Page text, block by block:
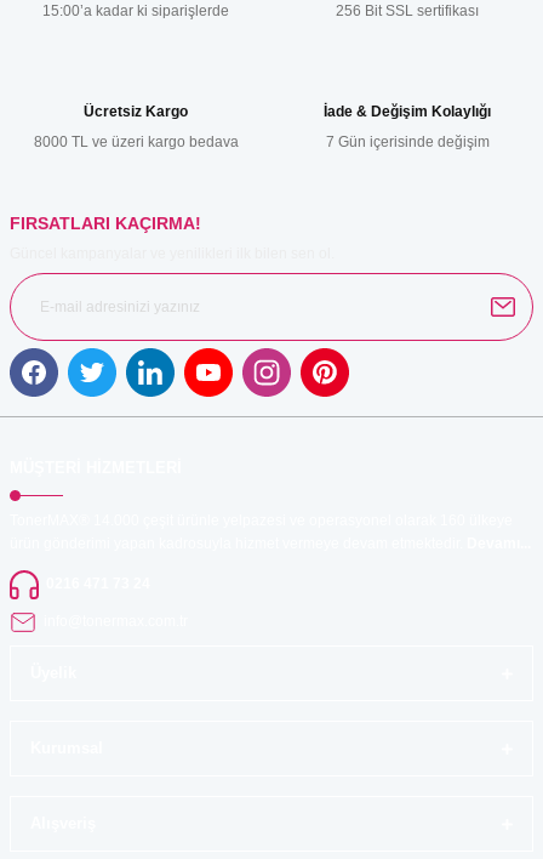
Ürün resmi kalitesiz, bozuk veya görüntülenemiyor.
Ürün fiyatı diğer sitelerden daha pahalı.
15:00’a kadar ki siparişlerde
256 Bit SSL sertifikası
Ücretsiz Kargo
8000 TL ve üzeri kargo bedava
İade & Değişim Kolaylığı
7 Gün içerisinde değişim
FIRSATLARI KAÇIRMA!